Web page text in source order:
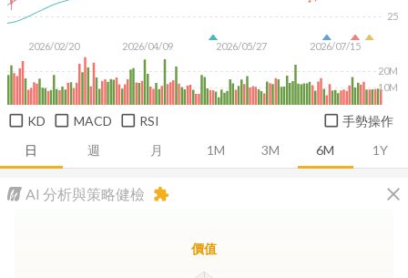
日 週 月 1M 3M 6M 1Y
2026/02/20 2026/04/09 2026/05/27 2026/07/15
25
10M
20M
KD MACD RSI 手勢操作
AI 分析與策略健檢 close
extension
價值